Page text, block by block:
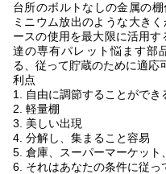
台所のボルトなしの金属の
ミニウム放出のような大き
ースの使用を最大限に活用
達の専有パレット悩ます部
る、従って貯蔵のために適応
利点
1. 自由に調節することができ
2. 軽量棚
3. 美しい出現
4. 分解し、集まること容易
5. 倉庫、スーパーマーケッ
6. それはあなたの条件に従